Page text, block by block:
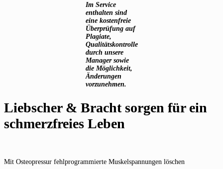
Im Service
enthalten sind
eine kostenfreie
Überprüfung auf
Plagiate,
Qualitätskontrolle
durch unsere
Manager sowie
die Möglichkeit,
Änderungen
vorzunehmen.
Liebscher & Bracht sorgen für ein
schmerzfreies Leben
Mit Osteopressur fehlprogrammierte Muskelspannungen löschen